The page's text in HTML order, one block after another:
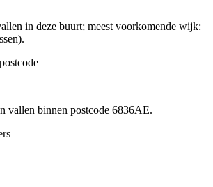
in deze buurt; meest voorkomende wijk:
vallen binnen postcode 6836AE.